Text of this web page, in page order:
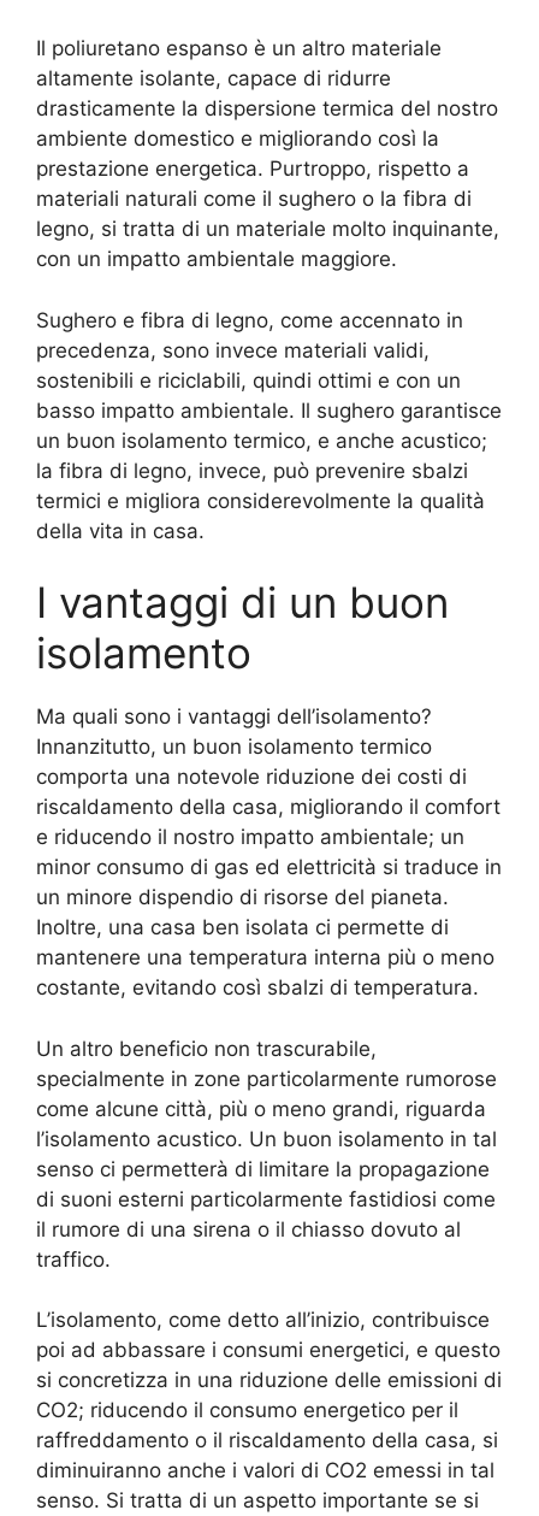
Il poliuretano espanso è un altro materiale
altamente isolante, capace di ridurre
drasticamente la dispersione termica del nostro
ambiente domestico e migliorando così la
prestazione energetica. Purtroppo, rispetto a
materiali naturali come il sughero o la fibra di
legno, si tratta di un materiale molto inquinante,
con un impatto ambientale maggiore.
Sughero e fibra di legno, come accennato in
precedenza, sono invece materiali validi,
sostenibili e riciclabili, quindi ottimi e con un
basso impatto ambientale. Il sughero garantisce
un buon isolamento termico, e anche acustico;
la fibra di legno, invece, può prevenire sbalzi
termici e migliora considerevolmente la qualità
della vita in casa.
I vantaggi di un buon
isolamento
Ma quali sono i vantaggi dell’isolamento?
Innanzitutto, un buon isolamento termico
comporta una notevole riduzione dei costi di
riscaldamento della casa, migliorando il comfort
e riducendo il nostro impatto ambientale; un
minor consumo di gas ed elettricità si traduce in
un minore dispendio di risorse del pianeta.
Inoltre, una casa ben isolata ci permette di
mantenere una temperatura interna più o meno
costante, evitando così sbalzi di temperatura.
Un altro beneficio non trascurabile,
specialmente in zone particolarmente rumorose
come alcune città, più o meno grandi, riguarda
l’isolamento acustico. Un buon isolamento in tal
senso ci permetterà di limitare la propagazione
di suoni esterni particolarmente fastidiosi come
il rumore di una sirena o il chiasso dovuto al
traffico.
L’isolamento, come detto all’inizio, contribuisce
poi ad abbassare i consumi energetici, e questo
si concretizza in una riduzione delle emissioni di
CO2; riducendo il consumo energetico per il
raffreddamento o il riscaldamento della casa, si
diminuiranno anche i valori di CO2 emessi in tal
senso. Si tratta di un aspetto importante se si